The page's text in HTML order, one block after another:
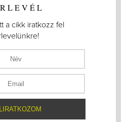
a cikk iratkozz fel